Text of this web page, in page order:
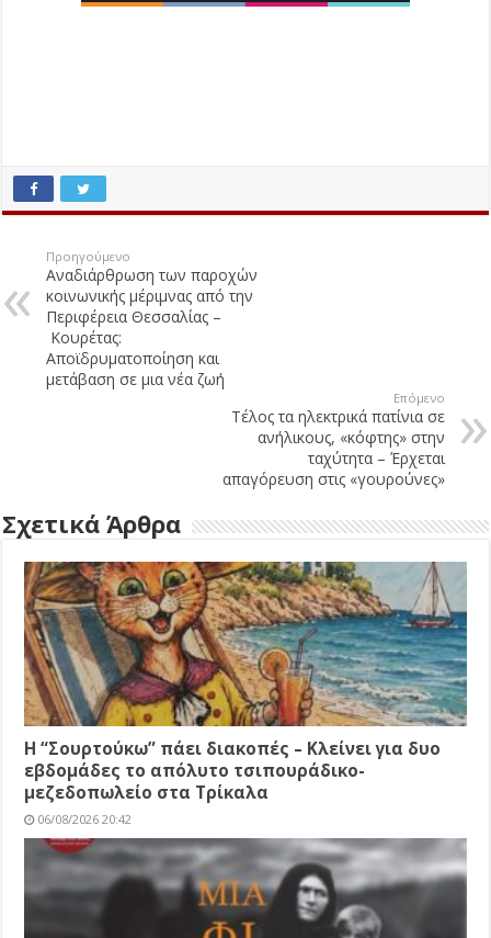
Προηγούμενο
Αναδιάρθρωση των παροχών
κοινωνικής μέριμνας από την
Περιφέρεια Θεσσαλίας –
Κουρέτας:
Αποϊδρυματοποίηση και
μετάβαση σε μια νέα ζωή
Επόμενο
Τέλος τα ηλεκτρικά πατίνια σε
ανήλικους, «κόφτης» στην
ταχύτητα – Έρχεται
απαγόρευση στις «γουρούνες»
Σχετικά Άρθρα
Η “Σουρτούκω” πάει διακοπές – Κλείνει για δυο
εβδομάδες το απόλυτο τσιπουράδικο-
μεζεδοπωλείο στα Τρίκαλα
06/08/2026 20:42